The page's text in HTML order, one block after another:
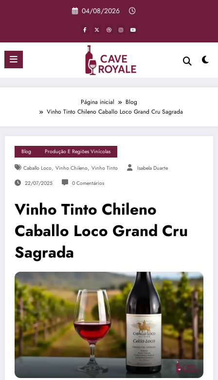
04/08/2026
Página inicial
Blog
Vinho Tinto Chileno Caballo Loco Grand Cru Sagrada
Blog Produção E Regiões Vinícolas
Caballo Loco, Vinho Chileno, Vinho Tinto Isabela Duarte
22/07/2025 0 Comentários
Vinho Tinto Chileno
Caballo Loco Grand Cru
Sagrada